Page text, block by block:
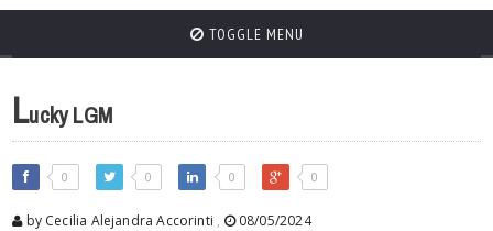
TOGGLE MENU
Lucky LGM
0 0 0 0
by Cecilia Alejandra Accorinti , 08/05/2024